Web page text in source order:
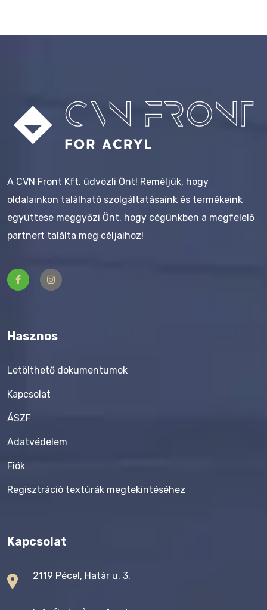
A CVN Front Kft. üdvözli Önt! Reméljük, hogy
oldalainkon található szolgáltatásaink és termékeink
együttese meggyőzi Önt, hogy cégünkben a megfelelő
partnert találta meg céljaihoz!
Hasznos
Letölthető dokumentumok
Kapcsolat
ÁSZF
Adatvédelem
Fiók
Regisztráció textúrák megtekintéséhez
Kapcsolat
2119 Pécel, Határ u. 3.